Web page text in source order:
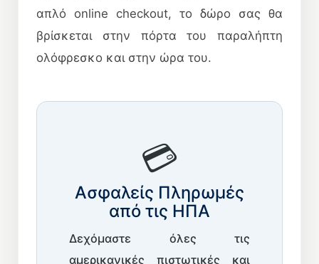
απλό online checkout, το δώρο σας θα
βρίσκεται στην πόρτα του παραλήπτη
ολόφρεσκο και στην ώρα του.
💳
Ασφαλείς Πληρωμές
από τις ΗΠΑ
Δεχόμαστε όλες τις
αμερικανικές πιστωτικές και